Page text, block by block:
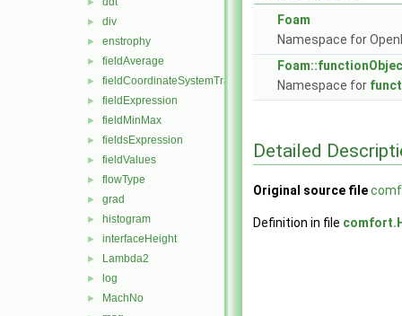
► div
► enstrophy
► fieldAverage
► fieldCoordinateSystemTransform
► fieldExpression
► fieldMinMax
► fieldsExpression
► fieldValues
► flowType
► grad
► histogram
► interfaceHeight
► Lambda2
► log
► MachNo
Foam
Namespace for
Namespace for
Detailed
Original source file
Definition in file